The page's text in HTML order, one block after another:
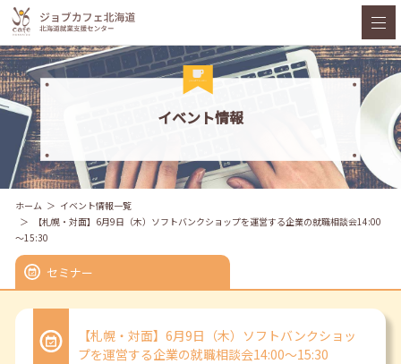
イベント情報
ホーム
イベント情報一覧
【札幌・対面】6月9日（木）ソフトバンクショップを運営する企業の就職相談会14:00
～15:30
セミナー
【札幌・対面】6月9日（木）ソフトバンクショッ
プを運営する企業の就職相談会14:00～15:30